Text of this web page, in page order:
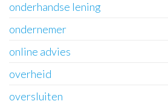
onderhandse lening
ondernemer
online advies
overheid
oversluiten